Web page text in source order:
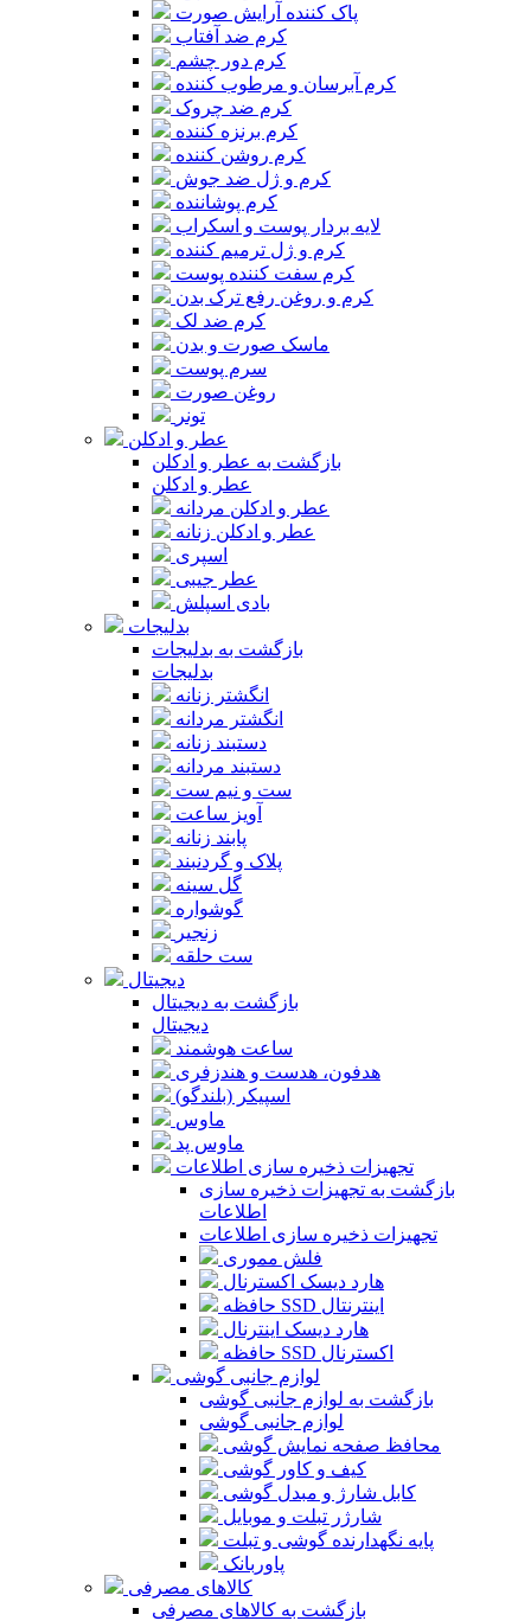
پاک کننده آرایش صورت
کرم ضد آفتاب
کرم دور چشم
کرم آبرسان و مرطوب کننده
کرم ضد چروک
کرم برنزه کننده
کرم روشن کننده
کرم و ژل ضد جوش
کرم پوشاننده
لایه بردار پوست و اسکراب
کرم و ژل ترمیم کننده
کرم سفت کننده پوست
کرم و روغن رفع ترک بدن
کرم ضد لک
ماسک صورت و بدن
سرم پوست
روغن صورت
تونر
عطر و ادکلن
بازگشت به عطر و ادکلن
عطر و ادکلن
عطر و ادکلن مردانه
عطر و ادکلن زنانه
اسپری
عطر جیبی
بادی اسپلش
بدلیجات
بازگشت به بدلیجات
بدلیجات
انگشتر زنانه
انگشتر مردانه
دستبند زنانه
دستبند مردانه
ست و نیم ست
آویز ساعت
پابند زنانه
پلاک و گردنبند
گل سینه
گوشواره
زنجیر
ست حلقه
دیجیتال
بازگشت به دیجیتال
دیجیتال
ساعت هوشمند
هدفون، هدست و هندزفری
اسپیکر (بلندگو)
ماوس
ماوس پد
تجهیزات ذخیره سازی اطلاعات
بازگشت به تجهیزات ذخیره سازی
اطلاعات
تجهیزات ذخیره سازی اطلاعات
فلش مموری
هارد دیسک اکسترنال
حافظه SSD اینترنتال
هارد دیسک اینترنال
حافظه SSD اکسترنال
لوازم جانبی گوشی
بازگشت به لوازم جانبی گوشی
لوازم جانبی گوشی
محافظ صفحه نمایش گوشی
کیف و کاور گوشی
کابل شارژ و مبدل گوشی
شارژر تبلت و موبایل
پایه نگهدارنده گوشی و تبلت
پاوربانک
کالاهای مصرفی
بازگشت به کالاهای مصرفی